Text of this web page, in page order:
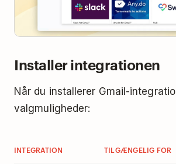
Installer integrationen
Når du installerer Gmail-
valgmuligheder:
INTEGRATION TILGÆNGELIG FOR